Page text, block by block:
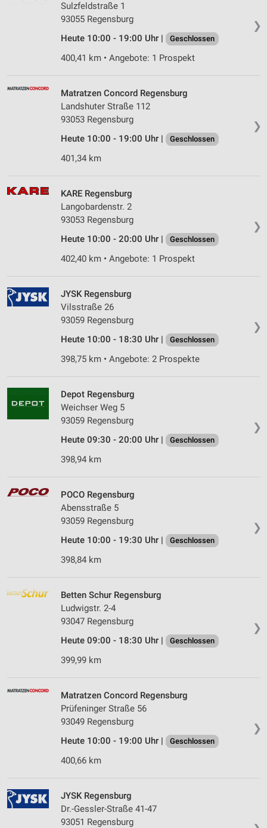
❯
Sulzfeldstraße 1
93055 Regensburg
Heute 10:00 - 19:00 Uhr |
Geschlossen
400,41 km • Angebote: 1 Prospekt
❯
Matratzen Concord Regensburg
Landshuter Straße 112
93053 Regensburg
Heute 10:00 - 19:00 Uhr |
Geschlossen
401,34 km
❯
KARE Regensburg
Langobardenstr. 2
93053 Regensburg
Heute 10:00 - 20:00 Uhr |
Geschlossen
402,40 km • Angebote: 1 Prospekt
❯
JYSK Regensburg
Vilsstraße 26
93059 Regensburg
Heute 10:00 - 18:30 Uhr |
Geschlossen
398,75 km • Angebote: 2 Prospekte
❯
Depot Regensburg
Weichser Weg 5
93059 Regensburg
Heute 09:30 - 20:00 Uhr |
Geschlossen
398,94 km
❯
POCO Regensburg
Abensstraße 5
93059 Regensburg
Heute 10:00 - 19:30 Uhr |
Geschlossen
398,84 km
❯
Betten Schur Regensburg
Ludwigstr. 2-4
93047 Regensburg
Heute 09:00 - 18:30 Uhr |
Geschlossen
399,99 km
❯
Matratzen Concord Regensburg
Prüfeninger Straße 56
93049 Regensburg
Heute 10:00 - 19:00 Uhr |
Geschlossen
400,66 km
JYSK Regensburg
Dr.-Gessler-Straße 41-47
93051 Regensburg